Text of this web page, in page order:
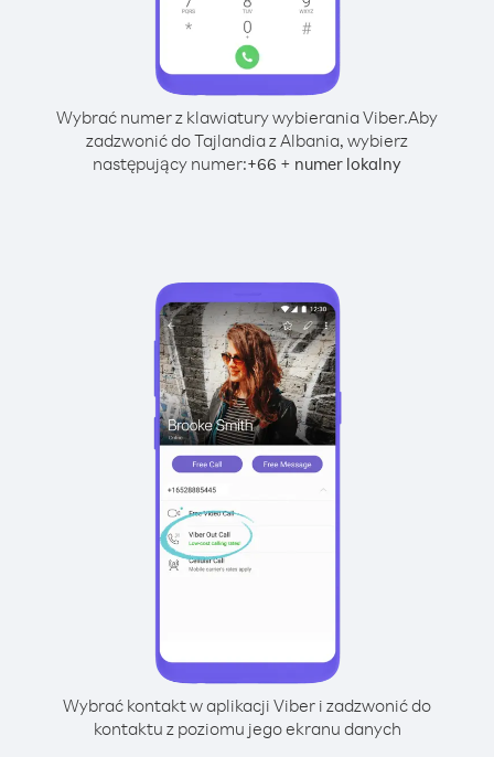
Wybrać numer z klawiatury wybierania Viber.Aby
zadzwonić do Tajlandia z Albania, wybierz
następujący numer:+66 + numer lokalny
Wybrać kontakt w aplikacji Viber i zadzwonić do
kontaktu z poziomu jego ekranu danych